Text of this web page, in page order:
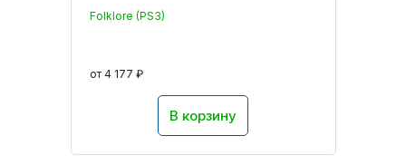
Folklore (PS3)
от 4 177 ₽
В корзину